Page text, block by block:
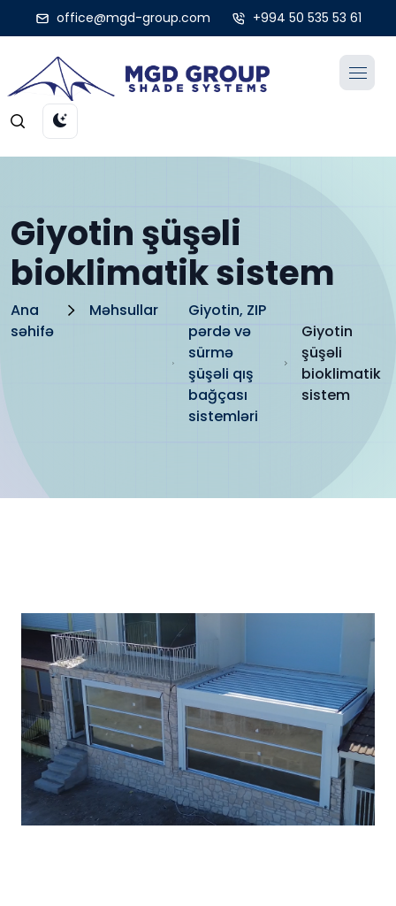
office@mgd-group.com +994 50 535 53 61
Giyotin şüşəli
bioklimatik sistem
Ana
səhifə
Məhsullar
Giyotin, ZIP
pərdə və
sürmə
şüşəli qış
bağçası
sistemləri
Giyotin
şüşəli
bioklimatik
sistem